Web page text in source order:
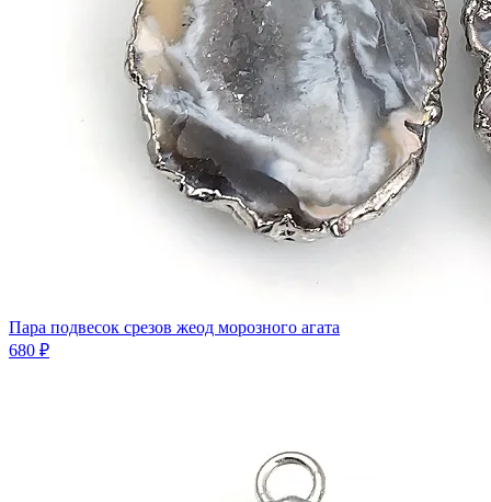
Пара подвесок срезов жеод морозного агата
680 ₽